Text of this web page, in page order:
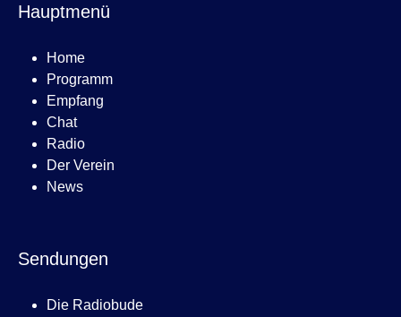
Hauptmenü
Home
Programm
Empfang
Chat
Radio
Der Verein
News
Sendungen
Die Radiobude